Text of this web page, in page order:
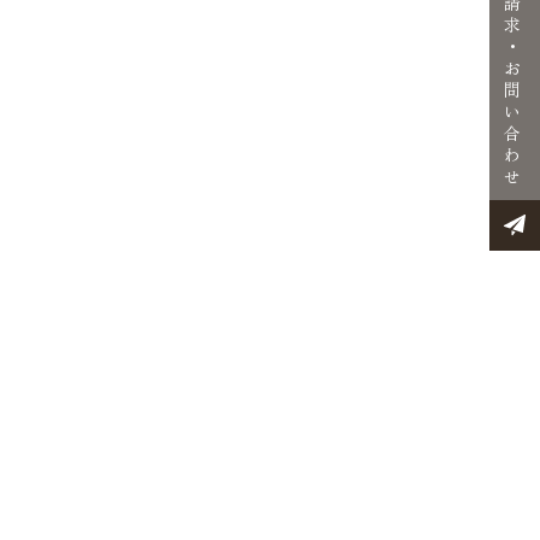
求
・
お
問
い
合
わ
せ